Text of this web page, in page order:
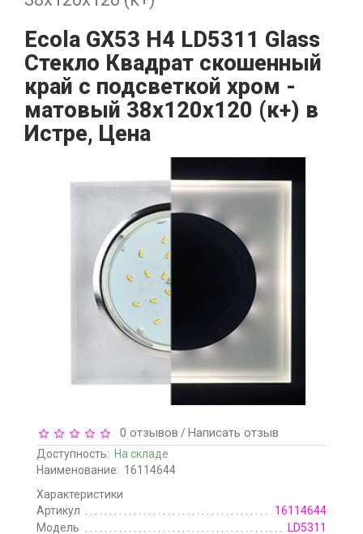
Ecola GX53 H4 LD5311 Glass
Стекло Квадрат скошенный
край с подсветкой хром -
матовый 38x120x120 (к+) в
Истре, Цена
0 отзывов /Написать отзыв
Доступность: На складе
Наименование: 16114644
Характеристики
Артикул
16114644
Модель
LD5311